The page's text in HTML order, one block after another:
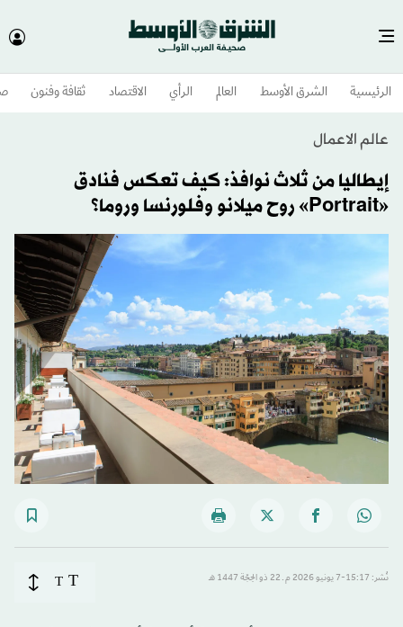
الرئيسية الشرق الأوسط​ العالم الرأي الاقتصاد ثقافة وفنون
عالم الاعمال
إيطاليا من ثلاث نوافذ: كيف تعكس فنادق
«Portrait» روح ميلانو وفلورنسا وروما؟
نُشر: 15:17-7 يونيو 2026 م ـ 22 ذو الحِجّة 1447 هـ T
T